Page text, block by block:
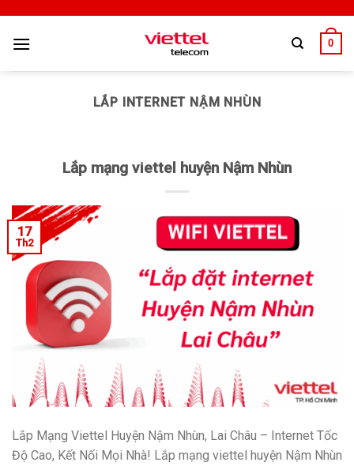
0
LẮP INTERNET NẬM NHÙN
Lắp mạng viettel huyện Nậm Nhùn
17
Th2
Lắp Mạng Viettel Huyện Nậm Nhùn, Lai Châu – Internet Tốc
Độ Cao, Kết Nối Mọi Nhà! Lắp mạng viettel huyện Nậm Nhùn